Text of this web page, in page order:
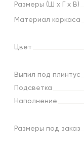
Размеры (Ш х х В)
Материал каркаса
Цвет
Выпил под плинтус
Подсветка
Наполнение
Размеры под заказ